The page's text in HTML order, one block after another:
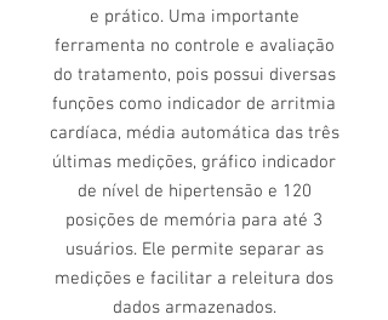
e prático. Uma importante
ferramenta no controle e avaliação
do tratamento, pois possui diversas
funções como indicador de arritmia
cardíaca, média automática das três
últimas medições, gráfico indicador
de nível de hipertensão e 120
posições de memória para até 3
usuários. Ele permite separar as
medições e facilitar a releitura dos
dados armazenados.